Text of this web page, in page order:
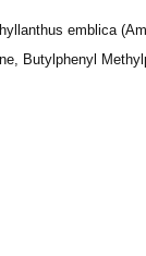
emblica
Butylphenyl